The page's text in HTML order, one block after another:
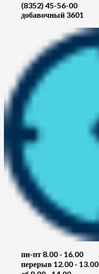
(8352) 45-56-00
добавочный 3601
пн-пт 8.00 - 16.00
перерыв 12.00 - 13.00